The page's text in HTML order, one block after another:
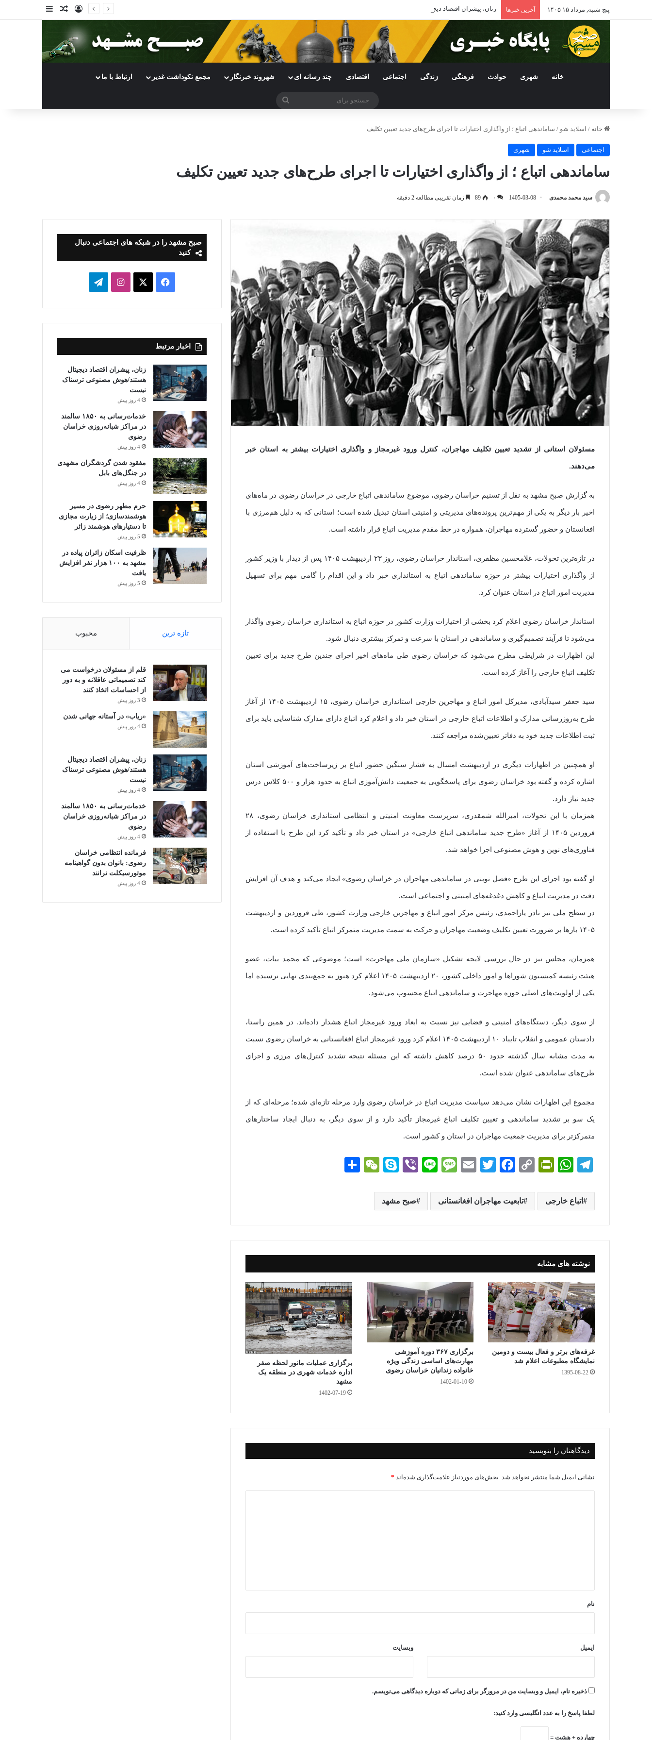
پنج شنبه, مرداد ۱۵ ۱۴۰۵ آخرین خبرها زنان، پیشران اقتصاد دیجیتال هستند/هوش مصنوعی ترسناک نیست ورودنوشته تصادفی
سایدبار
خانه شهری حوادث فرهنگی زندگی اجتماعی اقتصادی چند رسانه ای شهروند خبرنگار مجمع نکوداشت غدیر ارتباط با ما
جستجو
خانه / اسلاید شو / ساماندهی اتباع ؛ از واگذاری اختیارات تا اجرای طرح‌های جدید تعیین تکلیف
اجتماعی اسلاید شو شهری
ساماندهی اتباع ؛ از واگذاری اختیارات تا اجرای طرح‌های جدید تعیین تکلیف
سید محمد محمدی 1405-03-08 ۰ 89 زمان تقریبی مطالعه 2 دقیقه
مسئولان استانی از تشدید تعیین تکلیف مهاجران، کنترل ورود غیرمجاز و واگذاری اختیارات بیشتر به استان خبر
می‌دهند.
به گزارش صبح مشهد به نقل از تسنیم خراسان رضوی، موضوع ساماندهی اتباع خارجی در خراسان رضوی در ماه‌های
اخیر بار دیگر به یکی از مهم‌ترین پرونده‌های مدیریتی و امنیتی استان تبدیل شده است؛ استانی که به دلیل هم‌مرزی با
افغانستان و حضور گسترده مهاجران، همواره در خط مقدم مدیریت اتباع قرار داشته است.
در تازه‌ترین تحولات، غلامحسین مظفری، استاندار خراسان رضوی، روز ۲۳ اردیبهشت ۱۴۰۵ پس از دیدار با وزیر کشور
از واگذاری اختیارات بیشتر در حوزه ساماندهی اتباع به استانداری خبر داد و این اقدام را گامی مهم برای تسهیل
مدیریت امور اتباع در استان عنوان کرد.
استاندار خراسان رضوی اعلام کرد بخشی از اختیارات وزارت کشور در حوزه اتباع به استانداری خراسان رضوی واگذار
می‌شود تا فرآیند تصمیم‌گیری و ساماندهی در استان با سرعت و تمرکز بیشتری دنبال شود.
این اظهارات در شرایطی مطرح می‌شود که خراسان رضوی طی ماه‌های اخیر اجرای چندین طرح جدید برای تعیین
تکلیف اتباع خارجی را آغاز کرده است.
سید جعفر سیدآبادی، مدیرکل امور اتباع و مهاجرین خارجی استانداری خراسان رضوی، ۱۵ اردیبهشت ۱۴۰۵ از آغاز
طرح به‌روزرسانی مدارک و اطلاعات اتباع خارجی در استان خبر داد و اعلام کرد اتباع دارای مدارک شناسایی باید برای
ثبت اطلاعات جدید خود به دفاتر تعیین‌شده مراجعه کنند.
او همچنین در اظهارات دیگری در اردیبهشت امسال به فشار سنگین حضور اتباع بر زیرساخت‌های آموزشی استان
اشاره کرده و گفته بود خراسان رضوی برای پاسخگویی به جمعیت دانش‌آموزی اتباع به حدود هزار و ۵۰۰ کلاس درس
جدید نیاز دارد.
همزمان با این تحولات، امیرالله شمقدری، سرپرست معاونت امنیتی و انتظامی استانداری خراسان رضوی، ۲۸
فروردین ۱۴۰۵ از آغاز «طرح جدید ساماندهی اتباع خارجی» در استان خبر داد و تأکید کرد این طرح با استفاده از
فناوری‌های نوین و هوش مصنوعی اجرا خواهد شد.
او گفته بود اجرای این طرح «فصل نوینی در ساماندهی مهاجران در خراسان رضوی» ایجاد می‌کند و هدف آن افزایش
دقت در مدیریت اتباع و کاهش دغدغه‌های امنیتی و اجتماعی است.
در سطح ملی نیز نادر یاراحمدی، رئیس مرکز امور اتباع و مهاجرین خارجی وزارت کشور، طی فروردین و اردیبهشت
۱۴۰۵ بارها بر ضرورت تعیین تکلیف وضعیت مهاجران و حرکت به سمت مدیریت متمرکز اتباع تأکید کرده است.
همزمان، مجلس نیز در حال بررسی لایحه تشکیل «سازمان ملی مهاجرت» است؛ موضوعی که محمد بیات، عضو
هیئت رئیسه کمیسیون شوراها و امور داخلی کشور، ۲۰ اردیبهشت ۱۴۰۵ اعلام کرد هنوز به جمع‌بندی نهایی نرسیده اما
یکی از اولویت‌های اصلی حوزه مهاجرت و ساماندهی اتباع محسوب می‌شود.
از سوی دیگر، دستگاه‌های امنیتی و قضایی نیز نسبت به ابعاد ورود غیرمجاز اتباع هشدار داده‌اند. در همین راستا،
دادستان عمومی و انقلاب تایباد ۱۰ اردیبهشت ۱۴۰۵ اعلام کرد ورود غیرمجاز اتباع افغانستانی به خراسان رضوی نسبت
به مدت مشابه سال گذشته حدود ۵۰ درصد کاهش داشته که این مسئله نتیجه تشدید کنترل‌های مرزی و اجرای
طرح‌های ساماندهی عنوان شده است.
مجموع این اظهارات نشان می‌دهد سیاست مدیریت اتباع در خراسان رضوی وارد مرحله تازه‌ای شده؛ مرحله‌ای که از
یک سو بر تشدید ساماندهی و تعیین تکلیف اتباع غیرمجاز تأکید دارد و از سوی دیگر، به دنبال ایجاد ساختارهای
متمرکزتر برای مدیریت جمعیت مهاجران در استان و کشور است.
Te
gr
a
m
W
ts
A
pp
Pr
tF
ri
en
dl
y
C
y
Li
nk
Fa
bo
ok
T
tte
r
E
ail
M
sa
ge
Li
Vi
r
S
pe
W
t
ک
گذ
ار
ی
اتباع خارجی تابعیت مهاجران افغانستانی صبح مشهد
نوشته های مشابه
غرفه‌های برتر و فعال بیست و دومین
نمایشگاه مطبوعات اعلام شد
1395-08-22
برگزاری ۳۶۷ دوره آموزشی
مهارت‌های اساسی زندگی ویژه
خانواده زندانیان خراسان رضوی
1402-01-10
برگزاری عملیات مانور لحظه صفر
اداره خدمات شهری در منطقه یک
مشهد
1402-07-19
دیدگاهتان را بنویسید
نشانی ایمیل شما منتشر نخواهد شد. بخش‌های موردنیاز علامت‌گذاری شده‌اند *
نام
ایمیل وبسایت
ذخیره نام، ایمیل و وبسایت من در مرورگر برای زمانی که دوباره دیدگاهی می‌نویسم.
لطفا پاسخ را به عدد انگلیسی وارد کنید:
چهارده + هشت =
صبح مشهد را در شبکه های اجتماعی دنبال
کنید
فیسبوک ایکساینستاگرامتلگرام
اخبار مرتبط
زنان، پیشران اقتصاد دیجیتال
هستند/هوش مصنوعی ترسناک
نیست
4 روز پیش
خدمات‌رسانی به ۱۸۵۰ سالمند
در مراکز شبانه‌روزی خراسان
رضوی
4 روز پیش
مفقود شدن گردشگران مشهدی
در جنگل‌های بابل
4 روز پیش
حرم مطهر رضوی در مسیر
هوشمندسازی؛ از زیارت مجازی
تا دستیارهای هوشمند زائر
5 روز پیش
ظرفیت اسکان زائران پیاده در
مشهد به ۱۰۰ هزار نفر افزایش
یافت
5 روز پیش
تازه ترین محبوب
قلم از مسئولان درخواست می
کند تصمیماتی عاقلانه و به دور
از احساسات اتخاذ کنند
3 روز پیش
«ریاب» در آستانه جهانی شدن
4 روز پیش
زنان، پیشران اقتصاد دیجیتال
هستند/هوش مصنوعی ترسناک
نیست
4 روز پیش
خدمات‌رسانی به ۱۸۵۰ سالمند
در مراکز شبانه‌روزی خراسان
رضوی
4 روز پیش
فرمانده انتظامی خراسان
رضوی: بانوان بدون گواهینامه
موتورسیکلت نرانند
4 روز پیش